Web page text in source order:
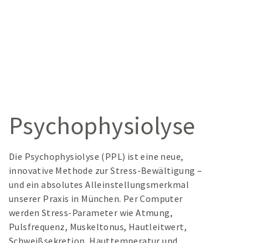
Psychophysiolyse
Die Psychophysiolyse (PPL) ist eine neue,
innovative Methode zur Stress-Bewältigung –
und ein absolutes Alleinstellungsmerkmal
unserer Praxis in München. Per Computer
werden Stress-Parameter wie Atmung,
Pulsfrequenz, Muskeltonus, Hautleitwert,
Schweißsekretion, Hauttemperatur und